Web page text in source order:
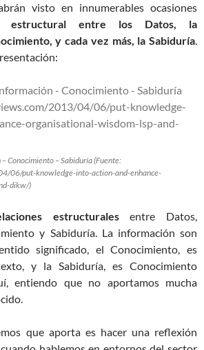
visto en innumerables ocasiones
estructural entre los Datos, la
y cada vez más, la Sabiduría.
Conocimiento – Sabiduría (Fuente:
06/put-knowledge-into-action-and-enhance-
dikw/)
estructuralesentre Datos,
y Sabiduría. La información son
significado, el Conocimiento, es
y la Sabiduría, es Conocimiento
entiendo que no aportamos mucha
que aporta es hacer una reflexión